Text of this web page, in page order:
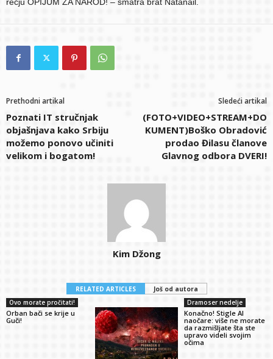
Prethodni artikal
Poznati IT stručnjak
objašnjava kako Srbiju
možemo ponovo učiniti
velikom i bogatom!
Sledeći artikal
(FOTO+VIDEO+STREAM+DO
KUMENT)Boško Obradović
prodao Đilasu članove
Glavnog odbora DVERI!
Kim Džong
RELATED ARTICLES
Još od autora
Ovo morate pročitati!
Orban bači se krije u
Guči!
Dramoser nedelje
Konačno! Stigle AI
naočare: više ne morate
da razmišljate šta ste
upravo videli svojim
očima